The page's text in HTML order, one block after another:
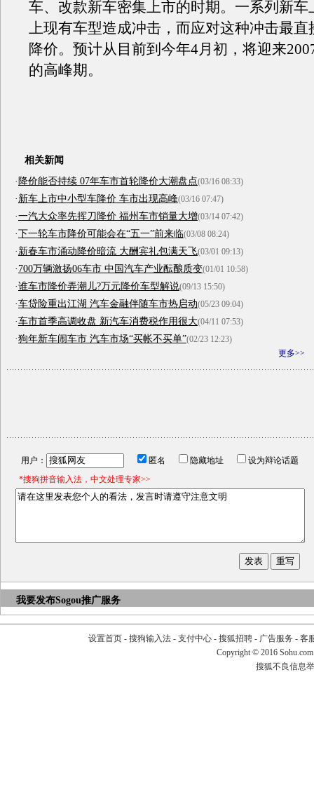
车、改款新车密集上市的时期。一系列新车
上现有车型造成冲击，而应对这种冲击最直
降价。预计从目前到今年4月初，将迎来
的高峰期。
相关新闻
· 降价能否持续 07年车市首轮降价大潮盘点(03/16 08:33)
·新车上市中小型车降价 车市出现高峰(03/16 07:47)
·一汽大众率先挥刀降价 福州车市销量大增(03/14 07:42)
·下一轮车市降价可能会在“五一”前来临(03/08 08:24)
·新春车市涌动降价暗流 大酬宾礼包满天飞(03/01 09:13)
·700万辆激扬06车市 中国汽车产业酝酿质变(01/01 10:58)
·谁车市降价弄潮儿?万元降价车型解说(09/13 15:50)
·车贷险重出江湖 汽车金融伴随车市热启动(05/23 09:04)
·车市首季高调收盘 新汽车消费税作用很大(04/11 07:53)
·狗年新车闹车市 汽车市场“买帐不买单”(02/23 12:23)
更多>>
用户： 匿名 隐藏地址
设为辩论话题
*搜狗拼音输入法，中文处理专家>>
我要发布Sogou推广服务
设置首页- 搜狗输入法- 支付中心- 搜狐招聘- 广告服务 - 客
Copyright © 2016
搜狐不良信息